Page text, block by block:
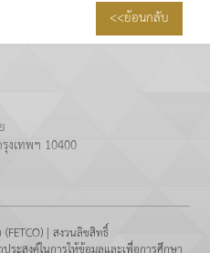
<<ย้อนกลับ
งเทพฯ 10400
| สงวนลิขสิทธิ์